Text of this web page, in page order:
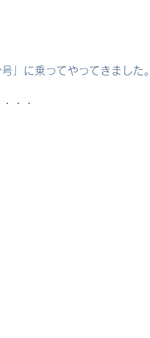
」に乗ってやってきました。
・・